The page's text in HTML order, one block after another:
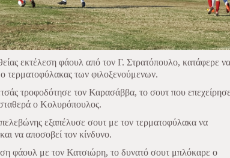
εκτέλεση φάουλ από τον Γ. Στρατόπουλο, κατάφερε να
τερματοφύλακας των φιλοξενούμενων.
τροφοδότησε τον Καρασάββα, το σουτ που
ο Κολυρόπουλος.
εξαπέλυσε σουτ με τον τερματοφύλακα να
να αποσοβεί τον κίνδυνο.
φάουλ με τον Κατσιώρη, το δυνατό σουτ μπλόκαρε ο